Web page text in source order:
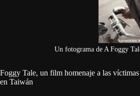
Un fotograma de A Foggy
Foggy Tale, un film homenaje a las
en Taiwán